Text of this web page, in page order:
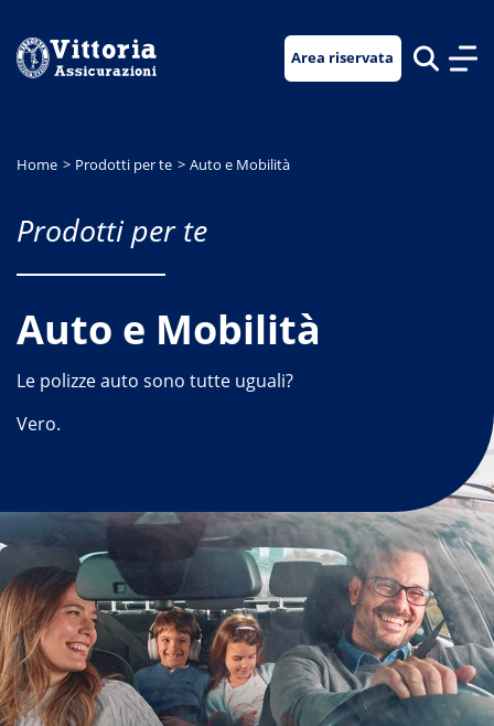
menu
contenuto
footer
Area riservata
Home Prodotti per te Auto e Mobilità
Prodotti per te
Auto e Mobilità
Le polizze auto sono tutte uguali?
Vero.